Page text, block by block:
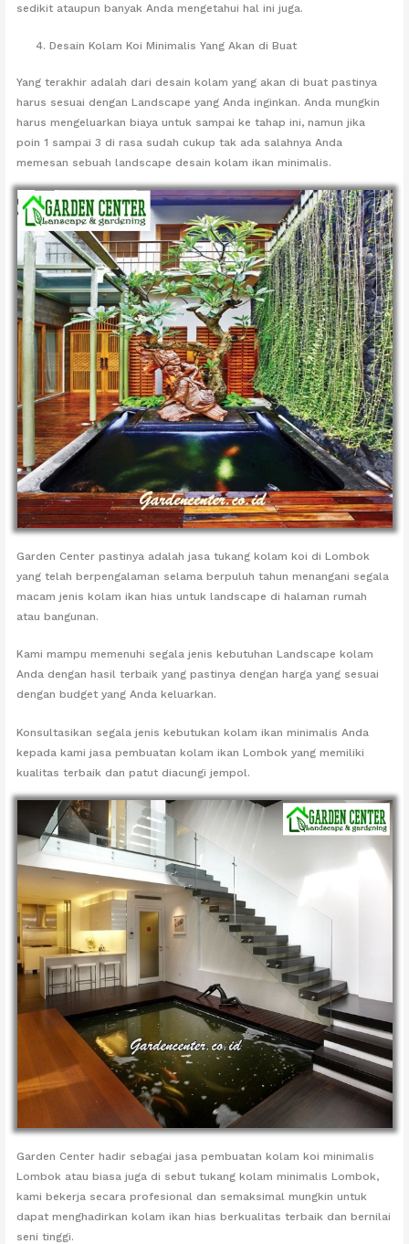
sedikit ataupun banyak Anda mengetahui hal ini juga.
Desain Kolam Koi Minimalis Yang Akan di Buat
Yang terakhir adalah dari desain kolam yang akan di buat pastinya
harus sesuai dengan Landscape yang Anda inginkan. Anda mungkin
harus mengeluarkan biaya untuk sampai ke tahap ini, namun jika
poin 1 sampai 3 di rasa sudah cukup tak ada salahnya Anda
memesan sebuah landscape desain kolam ikan minimalis.
Garden Center pastinya adalah jasa tukang kolam koi di Lombok
yang telah berpengalaman selama berpuluh tahun menangani segala
macam jenis kolam ikan hias untuk landscape di halaman rumah
atau bangunan.
Kami mampu memenuhi segala jenis kebutuhan Landscape kolam
Anda dengan hasil terbaik yang pastinya dengan harga yang sesuai
dengan budget yang Anda keluarkan.
Konsultasikan segala jenis kebutukan kolam ikan minimalis Anda
kepada kami jasa pembuatan kolam ikan Lombok yang memiliki
kualitas terbaik dan patut diacungi jempol.
Garden Center hadir sebagai jasa pembuatan kolam koi minimalis
Lombok atau biasa juga di sebut tukang kolam minimalis Lombok,
kami bekerja secara profesional dan semaksimal mungkin untuk
dapat menghadirkan kolam ikan hias berkualitas terbaik dan bernilai
seni tinggi.